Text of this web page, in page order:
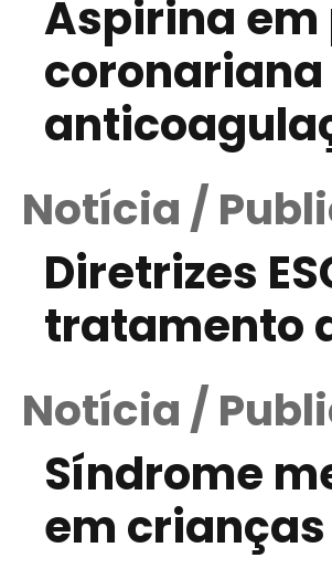
Aspirina
Notícia /
Diretrizes
tratamento
Notícia /
Síndrome
em